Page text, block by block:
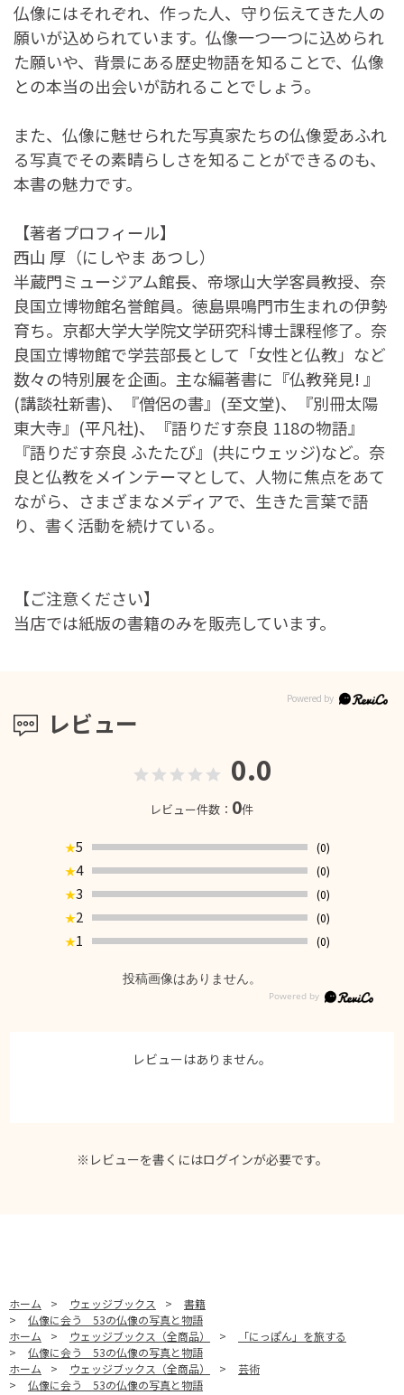
仏像にはそれぞれ、作った人、守り伝えてきた人の
願いが込められています。仏像一つ一つに込められ
た願いや、背景にある歴史物語を知ることで、仏像
との本当の出会いが訪れることでしょう。
また、仏像に魅せられた写真家たちの仏像愛あふれ
る写真でその素晴らしさを知ることができるのも、
本書の魅力です。
【著者プロフィール】
西山 厚（にしやま あつし）
半蔵門ミュージアム館長、帝塚山大学客員教授、奈
良国立博物館名誉館員。徳島県鳴門市生まれの伊勢
育ち。京都大学大学院文学研究科博士課程修了。奈
良国立博物館で学芸部長として「女性と仏教」など
数々の特別展を企画。主な編著書に『仏教発見! 』
(講談社新書)、『僧侶の書』(至文堂)、『別冊太陽
東大寺』(平凡社)、『語りだす奈良 118の物語』
『語りだす奈良 ふたたび』(共にウェッジ)など。奈
良と仏教をメインテーマとして、人物に焦点をあて
ながら、さまざまなメディアで、生きた言葉で語
り、書く活動を続けている。
【ご注意ください】
当店では紙版の書籍のみを販売しています。
レビュー
0.0
レビュー件数： 0件
★5
(0)
★4
(0)
★3
(0)
★2
(0)
★1 (0)
投稿画像はありません。
レビューはありません。
※レビューを書くにはログインが必要です。
ホーム > ウェッジブックス >
書籍
>
仏像に会う 53の仏像の写真と物語
ホーム
> ウェッジブックス（全商品） >
「にっぽん」を旅する
>
仏像に会う 53の仏像の写真と物語
ホーム
> ウェッジブックス（全商品） >
芸術
>
仏像に会う 53の仏像の写真と物語